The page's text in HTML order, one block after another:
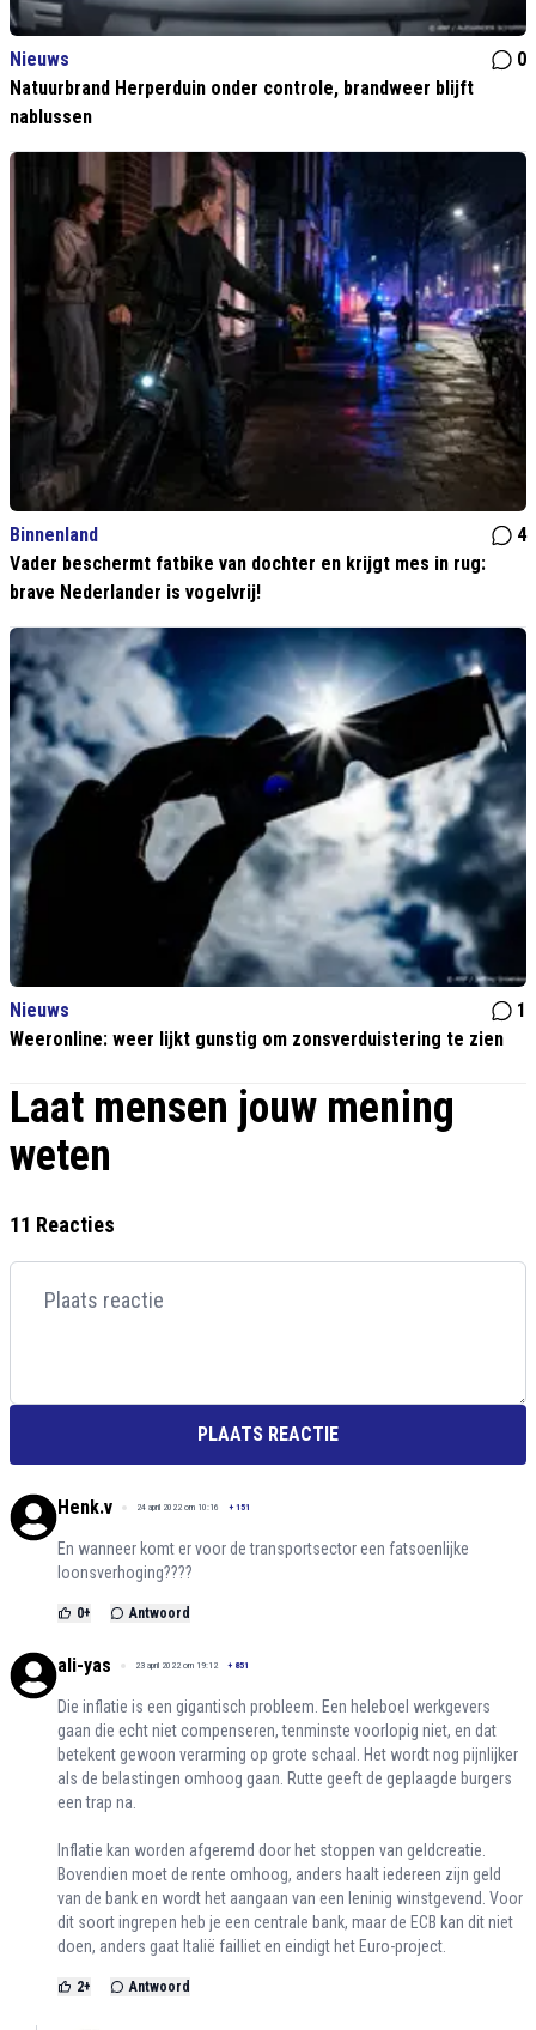
Nieuws
0
Natuurbrand Herperduin onder controle, brandweer blijft
nablussen
Binnenland
4
Vader beschermt fatbike van dochter en krijgt mes in rug:
brave Nederlander is vogelvrij!
Nieuws
1
Weeronline: weer lijkt gunstig om zonsverduistering te zien
Laat mensen jouw mening
weten
11 Reacties
PLAATS REACTIE
Henk.v 24 april 2022 om 10:16 + 151
En wanneer komt er voor de transportsector een fatsoenlijke
loonsverhoging????
0+ Antwoord
ali-yas 23 april 2022 om 19:12 + 851
Die inflatie is een gigantisch probleem. Een heleboel werkgevers
gaan die echt niet compenseren, tenminste voorlopig niet, en dat
betekent gewoon verarming op grote schaal. Het wordt nog pijnlijker
als de belastingen omhoog gaan. Rutte geeft de geplaagde burgers
een trap na.
Inflatie kan worden afgeremd door het stoppen van geldcreatie.
Bovendien moet de rente omhoog, anders haalt iedereen zijn geld
van de bank en wordt het aangaan van een leninig winstgevend. Voor
dit soort ingrepen heb je een centrale bank, maar de ECB kan dit niet
doen, anders gaat Italië failliet en eindigt het Euro-project.
2+ Antwoord